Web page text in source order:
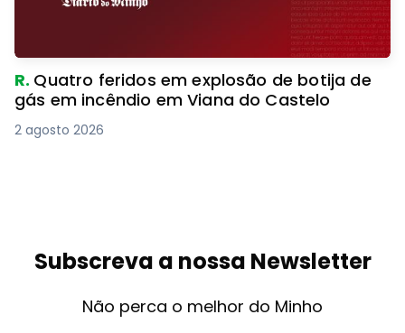
R. Quatro feridos em explosão de botija de
gás em incêndio em Viana do Castelo
2 agosto 2026
Subscreva a nossa Newsletter
Não perca o melhor do Minho